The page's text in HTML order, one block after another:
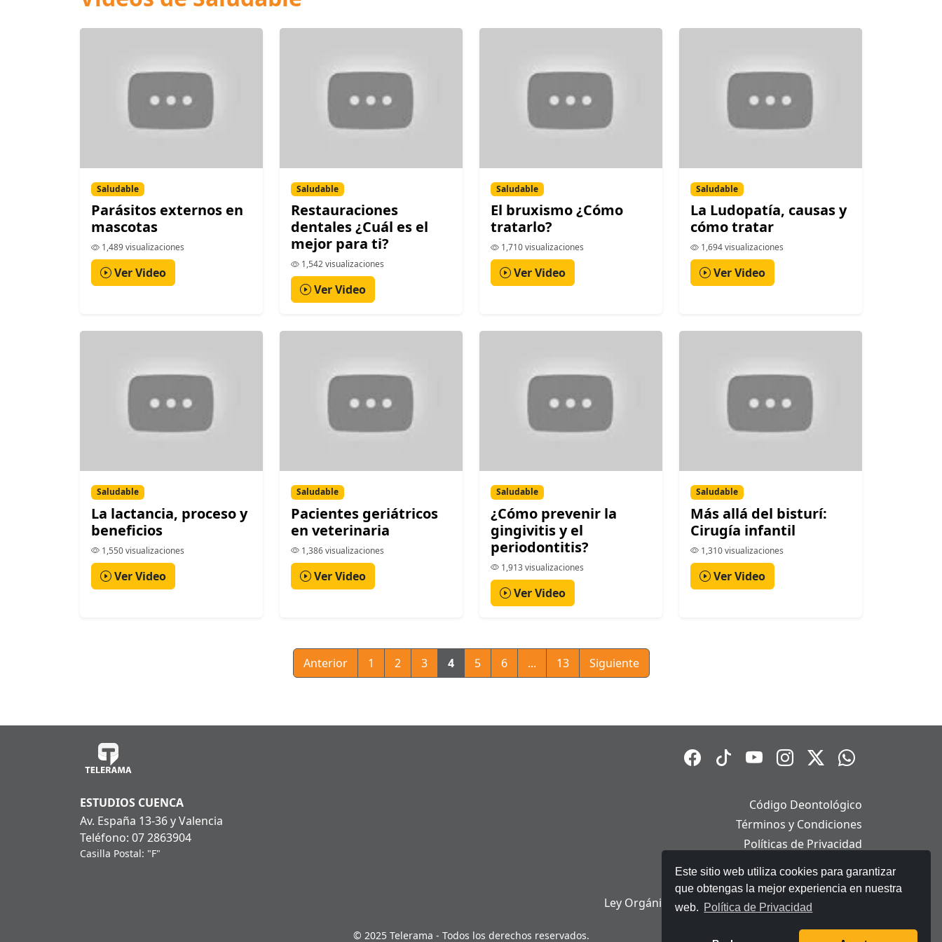
Este sitio web utiliza cookies para garantizar
que obtengas la mejor experiencia en nuestra
web. Política de Privacidad
Saludable
Parásitos externos en
mascotas
1,489 visualizaciones
Ver Video
Saludable
Restauraciones
dentales ¿Cuál es el
mejor para ti?
1,542 visualizaciones
Ver Video
Saludable
El bruxismo ¿Cómo
tratarlo?
1,710 visualizaciones
Ver Video
Saludable
La Ludopatía, causas y
cómo tratar
1,694 visualizaciones
Ver Video
Saludable
La lactancia, proceso y
beneficios
1,550 visualizaciones
Ver Video
Saludable
Pacientes geriátricos
en veterinaria
1,386 visualizaciones
Ver Video
Saludable
¿Cómo prevenir la
gingivitis y el
periodontitis?
1,913 visualizaciones
Ver Video
Saludable
Más allá del bisturí:
Cirugía infantil
1,310 visualizaciones
Ver Video
Anterior 1 2 3 4 5 6 ... 13 Siguiente
ESTUDIOS CUENCA
Av. España 13-36 y Valencia
Teléfono: 07 2863904
Casilla Postal: "F"
Código Deontológico
Términos y Condiciones
Políticas de Privacidad
Políticas de Cookies
Aviso Legal
Ley Orgánica de Protección de Datos Personales
© 2025 Telerama - Todos los derechos reservados.